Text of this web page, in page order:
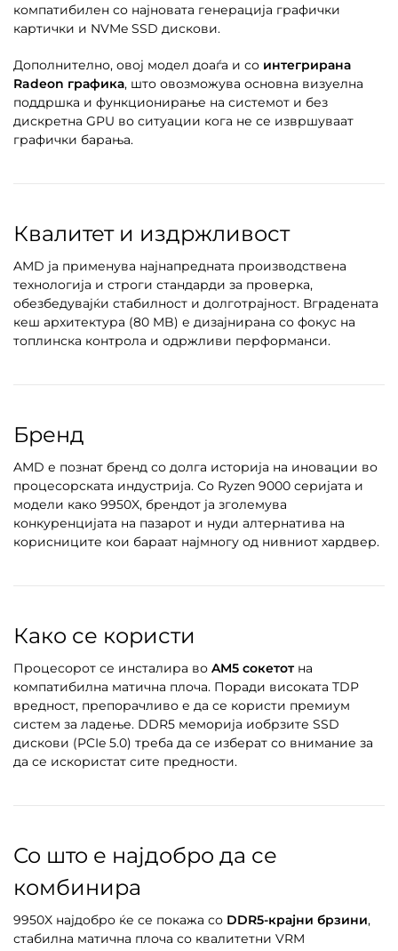
компатибилен со најновата генерација графички
картички и NVMe SSD дискови.
Дополнително, овој модел доаѓа и со интегрирана
Radeon графика, што овозможува основна визуелна
поддршка и функционирање на системот и без
дискретна GPU во ситуации кога не се извршуваат
графички барања.
Квалитет и издржливост
AMD ја применува најнапредната производствена
технологија и строги стандарди за проверка,
обезбедувајќи стабилност и долготрајност. Вградената
кеш архитектура (80 MB) е дизајнирана со фокус на
топлинска контрола и одржливи перформанси.
Бренд
AMD е познат бренд со долга историја на иновации во
процесорската индустрија. Со Ryzen 9000 серијата и
модели како 9950X, брендот ја зголемува
конкуренцијата на пазарот и нуди алтернатива на
корисниците кои бараат најмногу од нивниот хардвер.
Како се користи
Процесорот се инсталира во AM5 сокетотна
компатибилна матична плоча. Поради високата TDP
вредност, препорачливо е да се користи премиум
систем за ладење. DDR5 меморија иобрзите SSD
дискови (PCIe 5.0) треба да се изберат со внимание за
да се искористат сите предности.
Со што е најдобро да се
комбинира
9950X најдобро ќе се покажа со DDR5-крајни брзини,
стабилна матична плоча со квалитетни VRM